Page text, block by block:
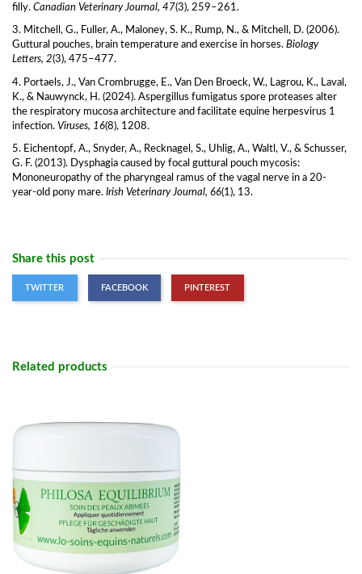
filly. Canadian Veterinary Journal, 47(3), 259–261.
3. Mitchell, G., Fuller, A., Maloney, S. K., Rump, N., & Mitchell, D. (2006).
Guttural pouches, brain temperature and exercise in horses. Biology
Letters, 2(3), 475–477.
4. Portaels, J., Van Crombrugge, E., Van Den Broeck, W., Lagrou, K., Laval,
K., & Nauwynck, H. (2024). Aspergillus fumigatus spore proteases alter
the respiratory mucosa architecture and facilitate equine herpesvirus 1
infection. Viruses, 16(8), 1208.
5. Eichentopf, A., Snyder, A., Recknagel, S., Uhlig, A., Waltl, V., & Schusser,
G. F. (2013). Dysphagia caused by focal guttural pouch mycosis:
Mononeuropathy of the pharyngeal ramus of the vagal nerve in a 20-
year-old pony mare. Irish Veterinary Journal, 66(1), 13.
Share this post
TWITTER FACEBOOK PINTEREST
Related products